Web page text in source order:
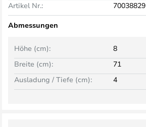
Artikel Nr.:
70038829
Abmessungen
Breite (cm): 71
Höhe (cm): 8
Ausladung / Tiefe (cm): 4